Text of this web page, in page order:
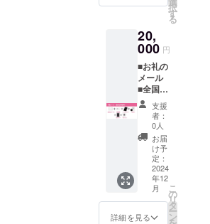
公序良
俗に反
する
ニック
ネーム
は掲載
できな
い場合
があり
ます。
（注）
掲載順
序はこ
ちにお
任せい
ただき
ます。
ケット
筆サイ
ン入り)
︎︎︎︎■B2サ
イズポ
スター
(非売品/
自筆サ
イン入
り) (注)
お近く
の劇場
で上映
されな
い事が
あって
も払い
戻しは
択
す
る
20,
000 円
■お礼の
メール
︎︎︎︎■全国共
通前売
券(自筆
サイン
入り) ︎︎︎︎■
パンフ
レット
(自筆サ
イン入
り) ︎︎︎︎■ク
ラファ
ン限定
支援
者：
0人
お届
け予
定：
2024
年12
月
詳細を見る
こ
の
リ
タ
ー
ン